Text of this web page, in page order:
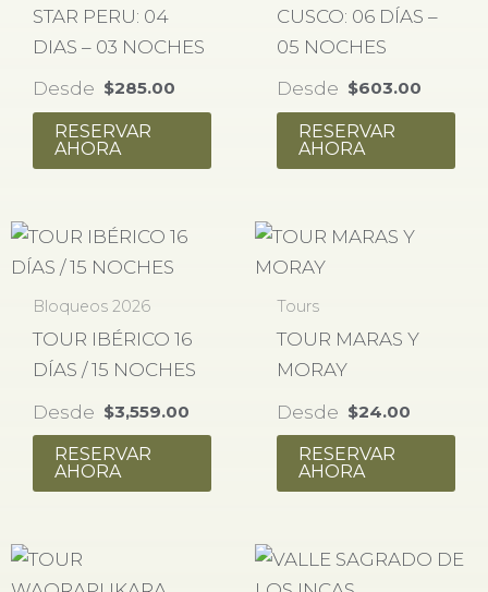
STAR PERU: 04
DIAS – 03 NOCHES
Desde $285.00
RESERVAR
AHORA
CUSCO: 06 DÍAS –
05 NOCHES
Desde $603.00
RESERVAR
AHORA
Bloqueos 2026
TOUR IBÉRICO 16
DÍAS / 15 NOCHES
Desde $3,559.00
RESERVAR
AHORA
Tours
TOUR MARAS Y
MORAY
Desde $24.00
RESERVAR
AHORA